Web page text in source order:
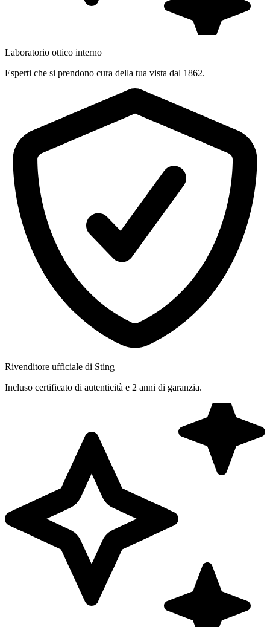
Laboratorio ottico interno
Esperti che si prendono cura della tua vista dal 1862.
Rivenditore ufficiale di Sting
Incluso certificato di autenticità e 2 anni di garanzia.